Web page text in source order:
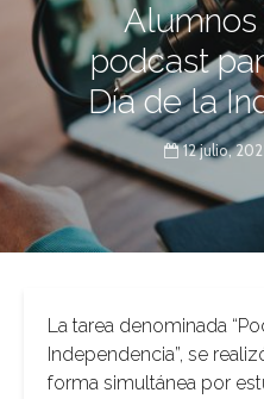
Alumnos
podcast
Día de la
12 julio,
La tarea denominada
Independencia”, se
forma simultánea por